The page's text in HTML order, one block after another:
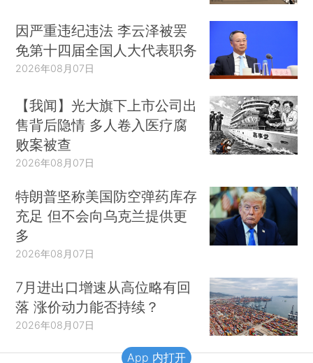
因严重违纪违法 李云泽被罢
免第十四届全国人大代表职务
2026年08月07日
【我闻】光大旗下上市公司出
售背后隐情 多人卷入医疗腐
败案被查
2026年08月07日
特朗普坚称美国防空弹药库存
充足 但不会向乌克兰提供更
多
2026年08月07日
7月进出口增速从高位略有回
落 涨价动力能否持续？
2026年08月07日
App 内打开